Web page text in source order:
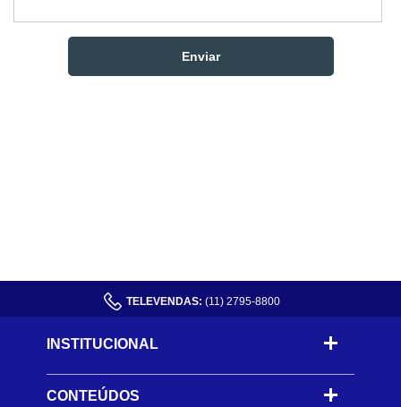
TELEVENDAS: (11) 2795-8800
INSTITUCIONAL
CONTEÚDOS -